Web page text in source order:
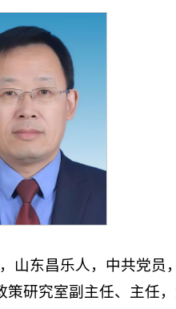
山东昌乐人，中共党员
研究室副主任、主任